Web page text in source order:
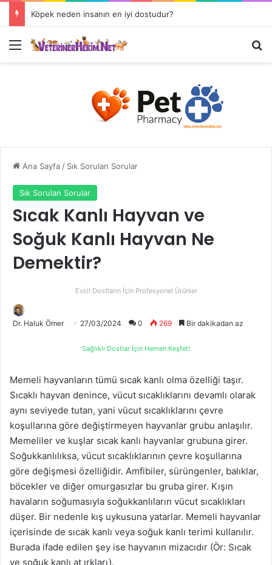
Köpek neden insanın en iyi dostudur?
Ana Sayfa/ Sık Sorulan Sorular
Sık Sorulan Sorular
Sıcak Kanlı Hayvan ve
Soğuk Kanlı Hayvan Ne
Demektir?
Evcil Dostların İçin Profesyonel Ürünler
Dr. Haluk Ömer 27/03/2024 0 269 Bir dakikadan az
Sağlıklı Dostlar İçin Hemen Keşfet!
Memeli hayvanların tümü sıcak kanlı olma özelliği taşır.
Sıcaklı hayvan denince, vücut sıcaklıklarını devamlı olarak
aynı seviyede tutan, yani vücut sıcaklıklarını çevre
koşullarına göre değiştirmeyen hayvanlar grubu anlaşılır.
Memeliler ve kuşlar sıcak kanlı hayvanlar grubuna girer.
Soğukkanlılıksa, vücut sıcaklıklarının çevre koşullarına
göre değişmesi özelliğidir. Amfibiler, sürüngenler, balıklar,
böcekler ve diğer omurgasızlar bu gruba girer. Kışın
havaların soğumasıyla soğukkanlıların vücut sıcaklıkları
düşer. Bir nedenle kış uykusuna yatarlar. Memeli hayvanlar
içerisinde de sıcak kanlı veya soğuk kanlı terimi kullanılır.
Burada ifade edilen şey ise hayvanın mizacıdır (Ör: Sıcak
ve soğuk kanlı at ırkları).